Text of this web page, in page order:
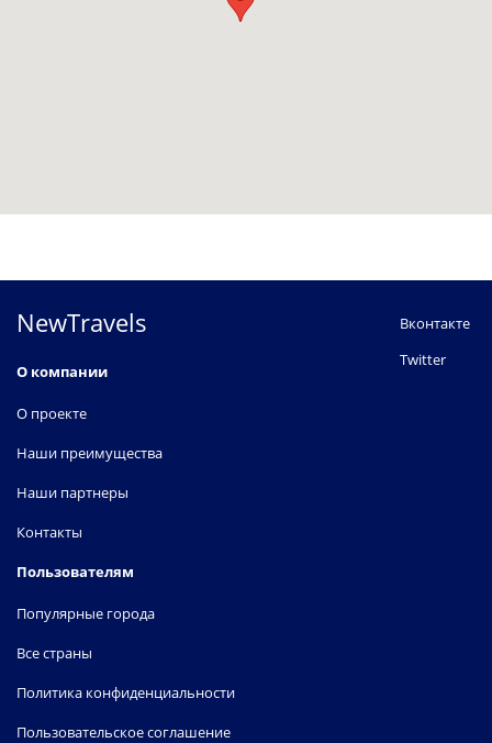
NewTravels
О компании
О проекте
Наши преимущества
Наши партнеры
Контакты
Пользователям
Популярные города
Все страны
Политика конфиденциальности
Пользовательское соглашение
Вконтакте
Twitter